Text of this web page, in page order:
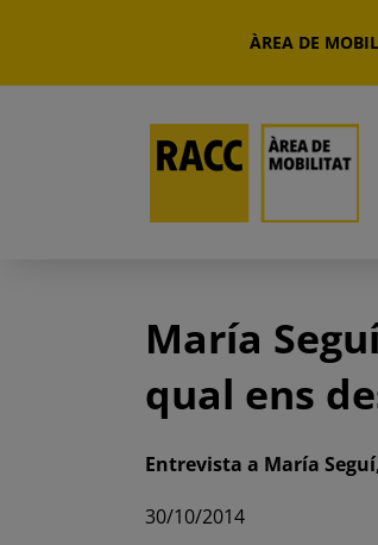
ÀREA DE
María
qual ens
Entrevista a María
30/10/2014